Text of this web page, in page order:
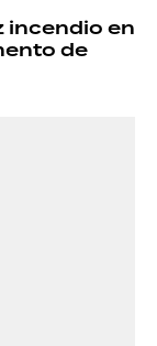
incendio en
de